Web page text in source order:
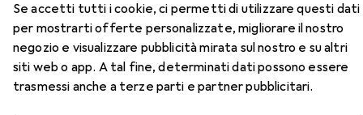
Se accetti tutti i cookie, ci permetti di utilizzare questi dati
per mostrarti offerte personalizzate, migliorare il nostro
negozio e visualizzare pubblicità mirata sul nostro e su altri
siti web o app. A tal fine, determinati dati possono essere
trasmessi anche a terze parti e partner pubblicitari.
Accessori per Amf Dado
TWINNUT con collare